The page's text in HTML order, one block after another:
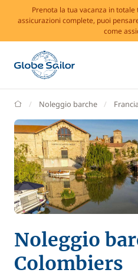
Prenota la tua vacanza in
assicurazioni complete, puoi
come
GlobeSailor
Noleggio barche
Noleggio
Colombiers